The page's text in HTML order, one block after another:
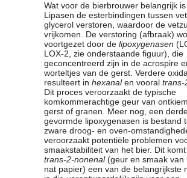
Wat voor de bierbrouwer belangrijk
Lipasen de esterbindingen tussen
glycerol verstoren, waardoor de
vrijkomen. De verstoring (afbraak)
voortgezet door de lipoxygenasen
LOX-2, zie onderstaande figuur), die
geconcentreerd zijn in de acrospire
worteltjes van de gerst. Verdere
resulteert in hexanalen vooral trans-
Dit proces veroorzaakt de typische
komkommerachtige geur van
gerst of granen. Meer nog, een
gevormde lipoxygenasen is bestand
zware droog- en oven-
veroorzaakt potentiële problemen
smaakstabiliteit van het bier. Dit
trans-2-nonenal(geur en smaak van
nat papier) een van de belangrijkste